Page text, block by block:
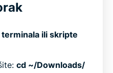
ili skripte
cd ~/Downloads/